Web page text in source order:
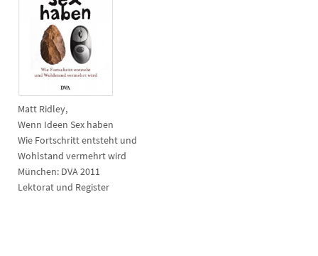
Matt Ridley,
Wenn Ideen Sex haben
Wie Fortschritt entsteht und
Wohlstand vermehrt wird
München: DVA 2011
Lektorat und Register